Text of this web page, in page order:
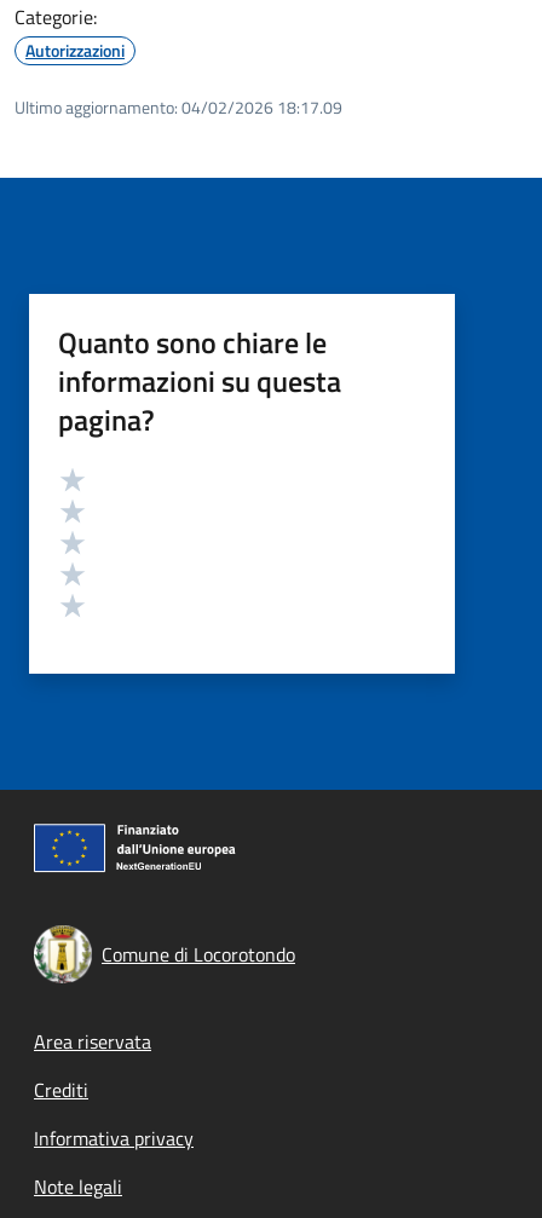
Categorie:
Autorizzazioni
Ultimo aggiornamento:04/02/2026 18:17.09
Quanto sono chiare le
informazioni su questa
pagina?
Valutazione
Comune di Locorotondo
Footer menu
Area riservata
Crediti
Informativa privacy
Note legali